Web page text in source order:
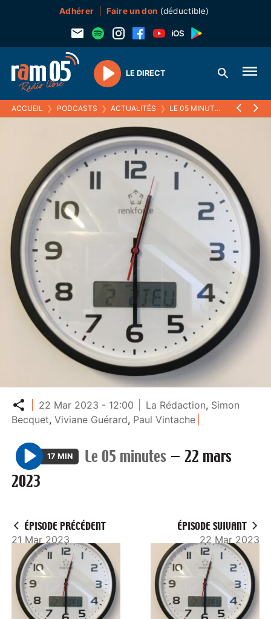
Adhérer Faire un don (déductible)
Play
LE DIRECT
ACCUEIL ❯ PODCASTS ❯ ACTUALITÉS ❯ LE 05 MINUTES 22
Partager
22 Mar 2023 - 12:00 La Rédaction, Simon
Becquet,Viviane Guérard, Paul Vintache
P
l
17 MIN Le 05 minutes — 22 mars
2023
ÉPISODE PRÉCÉDENT
21 Mar 2023
ÉPISODE SUIVANT
22 Mar 2023